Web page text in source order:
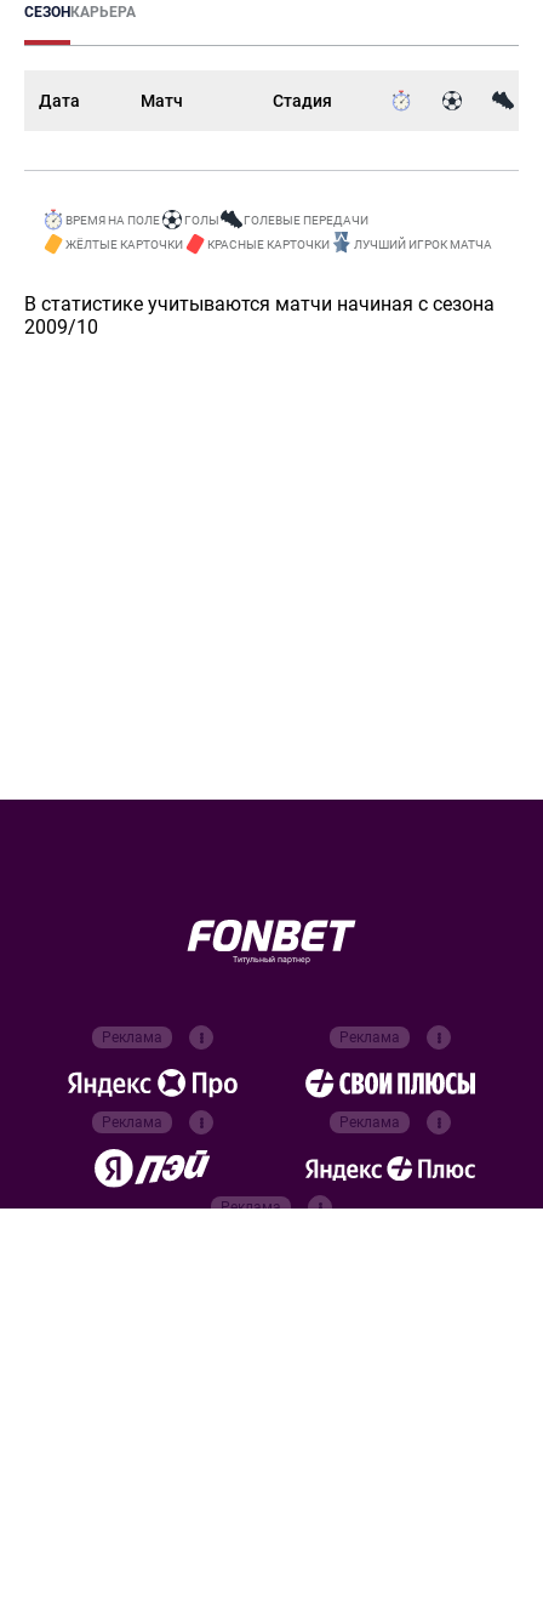
СЕЗОНКАРЬЕРА
Дата Матч Стадия
ВРЕМЯ НА ПОЛЕ ГОЛЫ
ГОЛЕВЫЕ ПЕРЕДАЧИ
ЖЁЛТЫЕ КАРТОЧКИ
КРАСНЫЕ КАРТОЧКИ ЛУЧШИЙ ИГРОК МАТЧА
В статистике учитываются матчи начиная с сезона
2009/10
Титульный партнер
Реклама Реклама
Реклама Реклама
Реклама